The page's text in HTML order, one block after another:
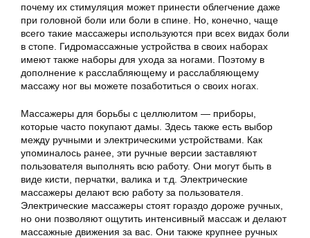
почему их стимуляция может принести облегчение даже
при головной боли или боли в спине. Но, конечно, чаще
всего такие массажеры используются при всех видах боли
в стопе. Гидромассажные устройства в своих наборах
имеют также наборы для ухода за ногами. Поэтому в
дополнение к расслабляющему и расслабляющему
массажу ног вы можете позаботиться о своих ногах.
Массажеры для борьбы с целлюлитом — приборы,
которые часто покупают дамы. Здесь также есть выбор
между ручными и электрическими устройствами. Как
упоминалось ранее, эти ручные версии заставляют
пользователя выполнять всю работу. Они могут быть в
виде кисти, перчатки, валика и т.д. Электрические
массажеры делают всю работу за пользователя.
Электрические массажеры стоят гораздо дороже ручных,
но они позволяют ощутить интенсивный массаж и делают
массажные движения за вас. Они также крупнее ручных